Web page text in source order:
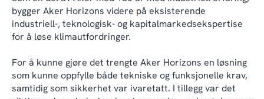
bygger Aker Horizons videre på eksisterende
industriell-, teknologisk- og kapitalmarkedsekspertise
for å løse klimautfordringer.
For å kunne gjøre det trengte Aker Horizons en løsning
som kunne oppfylle både tekniske og funksjonelle krav,
samtidig som sikkerhet var ivaretatt. I tillegg var det